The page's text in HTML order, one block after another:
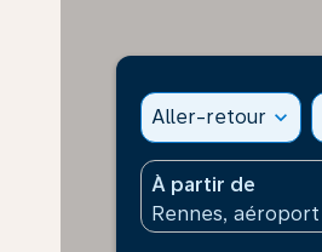
Aller-retour expand_more
À partir de